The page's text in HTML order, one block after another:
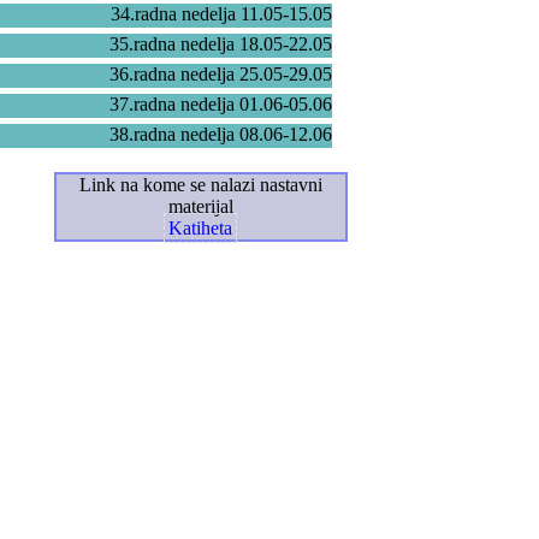
34.radna nedelja 11.05-15.05
35.radna nedelja 18.05-22.05
36.radna nedelja 25.05-29.05
37.radna nedelja 01.06-05.06
38.radna nedelja 08.06-12.06
Link na kome se nalazi nastavni
materijal
Katiheta